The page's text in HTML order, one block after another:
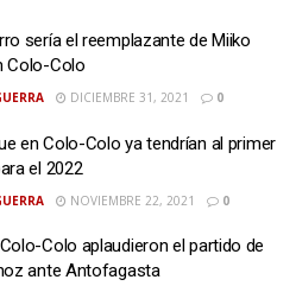
sería el reemplazante de Miiko
Colo-Colo
DICIEMBRE 31, 2021 0
en Colo-Colo ya tendrían al primer
el 2022
NOVIEMBRE 22, 2021 0
Colo aplaudieron el partido de
ante Antofagasta